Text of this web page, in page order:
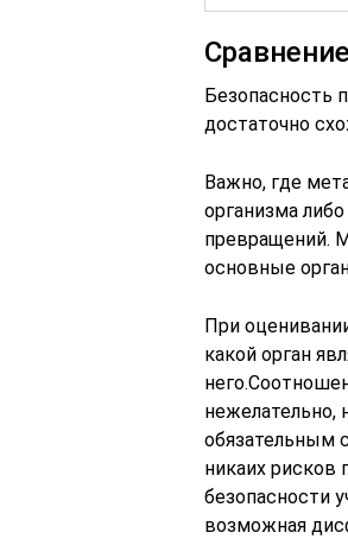
Безопасность
достаточно
Важно, где
организма
превращений.
основные
При
какой орган
нежелательно,
обязательным
никаих рисков
безопасности
возможная